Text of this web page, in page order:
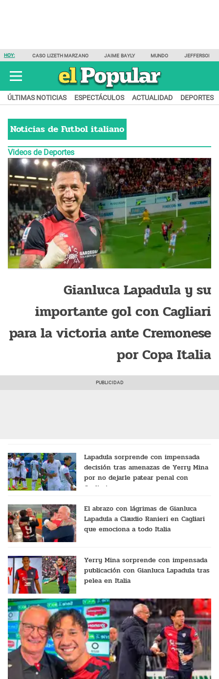
HOY: CASO LIZETH MARZANO JAIME BAYLY MUNDO JEFFERSON
ÚLTIMAS NOTICIAS ESPECTÁCULOS ACTUALIDAD DEPORTES
Noticias de Futbol italiano
Videos de Deportes
Gianluca Lapadula y su
importante gol con Cagliari
para la victoria ante Cremonese
por Copa Italia
Lapadula sorprende con impensada
decisión tras amenazas de Yerry Mina
por no dejarle patear penal con
Cagliari
El abrazo con lágrimas de Gianluca
Lapadula a Claudio Ranieri en Cagliari
que emociona a todo Italia
Yerry Mina sorprende con impensada
publicación con Gianluca Lapadula tras
pelea en Italia